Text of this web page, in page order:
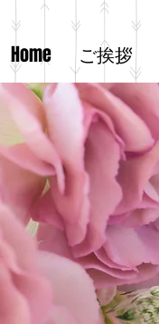
Home ご挨拶